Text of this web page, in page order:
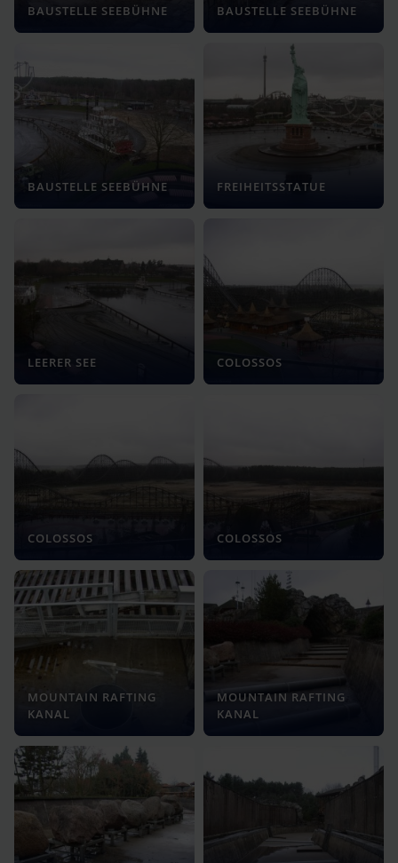
BAUSTELLE SEEBÜHNE BAUSTELLE SEEBÜHNE
BAUSTELLE SEEBÜHNE FREIHEITSSTATUE
LEERER SEE COLOSSOS
COLOSSOS COLOSSOS
MOUNTAIN RAFTING
KANAL
MOUNTAIN RAFTING
KANAL